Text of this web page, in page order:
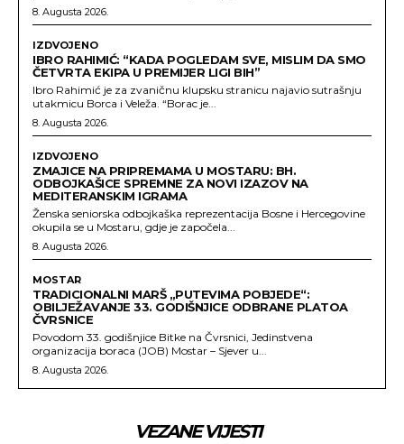
8. Augusta 2026.
IZDVOJENO
IBRO RAHIMIĆ: “KADA POGLEDAM SVE, MISLIM DA SMO
ČETVRTA EKIPA U PREMIJER LIGI BIH”
Ibro Rahimić je za zvaničnu klupsku stranicu najavio sutrašnju
utakmicu Borca i Veleža. “Borac je...
8. Augusta 2026.
IZDVOJENO
ZMAJICE NA PRIPREMAMA U MOSTARU: BH.
ODBOJKAŠICE SPREMNE ZA NOVI IZAZOV NA
MEDITERANSKIM IGRAMA
Ženska seniorska odbojkaška reprezentacija Bosne i Hercegovine
okupila se u Mostaru, gdje je započela...
8. Augusta 2026.
MOSTAR
TRADICIONALNI MARŠ „PUTEVIMA POBJEDE“:
OBILJEŽAVANJE 33. GODIŠNJICE ODBRANE PLATOA
ČVRSNICE
Povodom 33. godišnjice Bitke na Čvrsnici, Jedinstvena
organizacija boraca (JOB) Mostar – Sjever u...
8. Augusta 2026.
VEZANE VIJESTI